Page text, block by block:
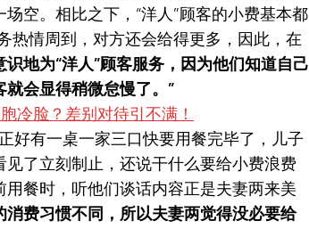
空。相比之下，“洋人”顾客的小费基本都
热情周到，对方还会给得更多，因此，在
地为“洋人”顾客服务，因为他们知道自己
就会显得稍微怠慢了。”
好有一桌一家三口快要用餐完毕了，儿子
了立刻制止，还说干什么要给小费浪费
餐时，听他们谈话内容正是夫妻两来美
消费习惯不同，所以夫妻两觉得没必要给